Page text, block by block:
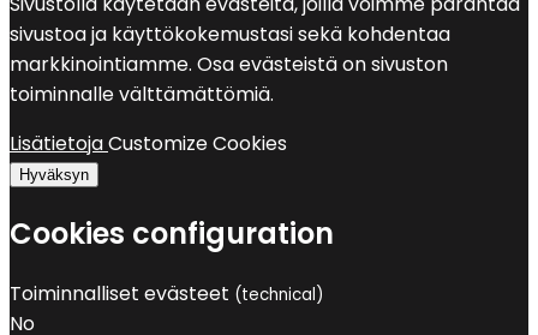
sivustoa ja käyttökokemustasi sekä kohdentaa
markkinointiamme. Osa evästeistä on sivuston
toiminnalle välttämättömiä.
LisätietojaCustomize Cookies
Hyväksyn
Cookies configuration
Toiminnalliset evästeet (technical)
No